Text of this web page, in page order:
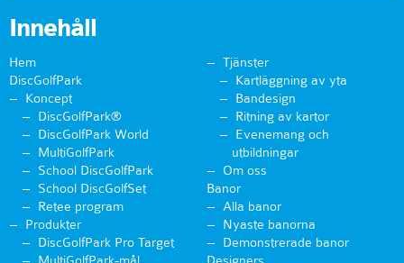
Innehåll
Hem
DiscGolfPark
Koncept
DiscGolfPark®
DiscGolfPark World
MultiGolfPark
School DiscGolfPark
School DiscGolfSet
Retee program
Produkter
DiscGolfPark Pro Target
Tjänster
Kartläggning av yta
Bandesign
Ritning av kartor
Evenemang och
utbildningar
Om oss
Banor
Alla banor
Nyaste banorna
Demonstrerade banor